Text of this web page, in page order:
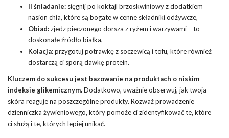
II śniadanie: sięgnij po koktajl brzoskwiniowy z dodatkiem
nasion chia, które są bogate w cenne składniki odżywcze,
Obiad:zjedz pieczonego dorsza z ryżem i warzywami – to
doskonałe źródło białka,
Kolacja:przygotuj potrawkę z soczewicą i tofu, które również
dostarczą ci sporą dawkę protein.
Kluczem do sukcesu jest bazowanie na produktach o niskim
indeksie glikemicznym.Dodatkowo, uważnie obserwuj, jak twoja
skóra reaguje na poszczególne produkty. Rozważ prowadzenie
dzienniczka żywieniowego, który pomoże ci zidentyfikować te, które
ci służą i te, których lepiej unikać.